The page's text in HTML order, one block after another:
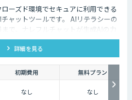
ーズド環境でセキュアに利用できる
ャットツールです。 AIリテラシーの
まで、ナレフルチャットが生成AIの力
AI活用をトータルでサポートしま
詳細を見る
初期費用
無料プラン
なし なし